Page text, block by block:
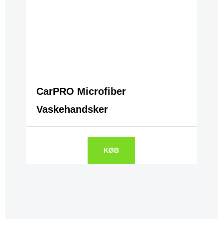
CarPRO Microfiber
Vaskehandsker
KØB